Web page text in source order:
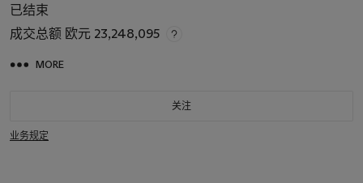
已结束
成交总额 欧元 23,248,095
MORE
关注
业务规定